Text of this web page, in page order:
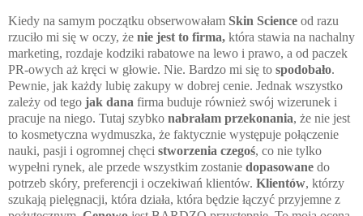
Kiedy na samym początku obserwowałam Skin Science od razu
rzuciło mi się w oczy, że nie jest to firma, która stawia na nachalny
marketing, rozdaje kodziki rabatowe na lewo i prawo, a od paczek
PR-owych aż kręci w głowie. Nie. Bardzo mi się to spodobało.
Pewnie, jak każdy lubię zakupy w dobrej cenie. Jednak wszystko
zależy od tego jak dana firma buduje również swój wizerunek i
pracuje na niego. Tutaj szybko nabrałam przekonania, że nie jest
to kosmetyczna wydmuszka, że faktycznie występuje połączenie
nauki, pasji i ogromnej chęci stworzenia czegoś, co nie tylko
wypełni rynek, ale przede wszystkim zostanie dopasowane do
potrzeb skóry, preferencji i oczekiwań klientów. Klientów, którzy
szukają pielęgnacji, która działa, która będzie łączyć przyjemne z